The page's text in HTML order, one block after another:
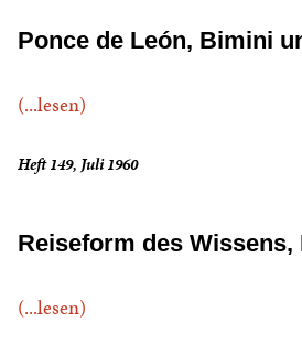
Ponce de León, Bimini
(...lesen)
Heft 149, Juli 1960
Reiseform des Wissens,
(...lesen)